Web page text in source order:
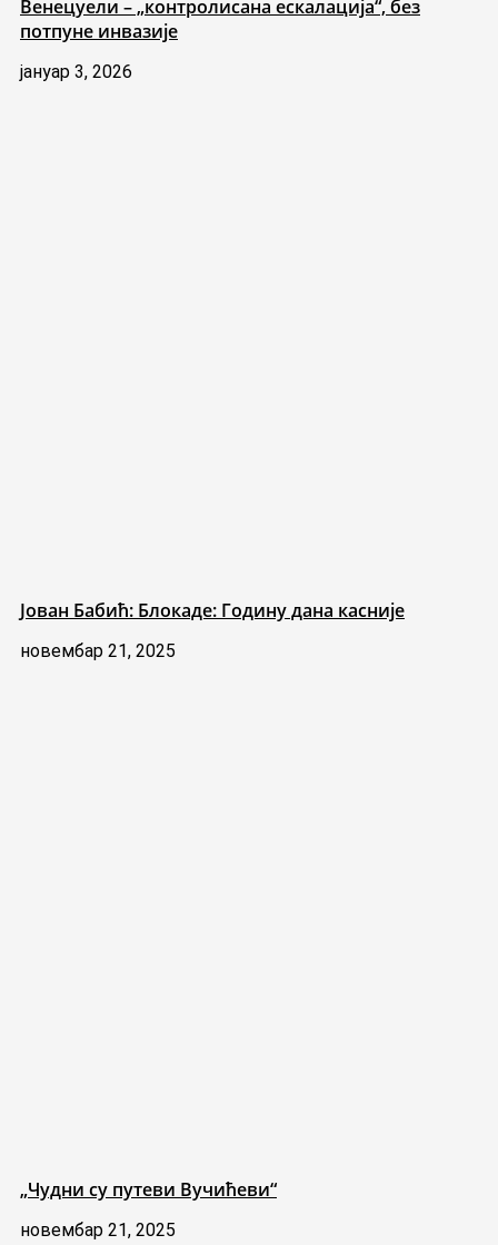
Венецуели – „контролисана ескалација“, без
потпуне инвазије
јануар 3, 2026
Јован Бабић: Блокаде: Годину дана касније
новембар 21, 2025
„Чудни су путеви Вучићеви“
новембар 21, 2025